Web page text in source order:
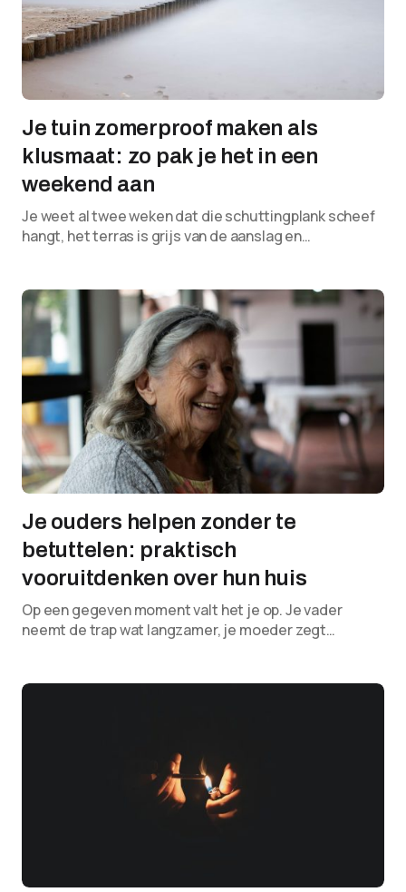
Je tuin zomerproof maken als
klusmaat: zo pak je het in een
weekend aan
Je weet al twee weken dat die schuttingplank scheef
hangt, het terras is grijs van de aanslag en…
Je ouders helpen zonder te
betuttelen: praktisch
vooruitdenken over hun huis
Op een gegeven moment valt het je op. Je vader
neemt de trap wat langzamer, je moeder zegt…